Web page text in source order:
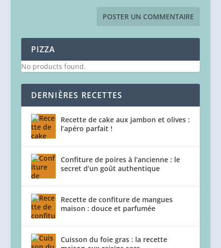
PIZZA
No products found.
DERNIÈRES RECETTES
Recette de cake aux jambon et olives :
l’apéro parfait !
Confiture de poires à l’ancienne : le
secret d’un goût authentique
Recette de confiture de mangues
maison : douce et parfumée
Cuisson du foie gras : la recette